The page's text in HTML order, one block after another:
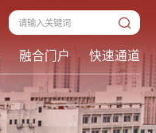
融合门户 快速通道